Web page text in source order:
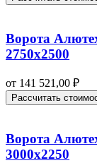
Ворота
2750х2500
от 141 521,00 ₽
Рассчитать
Ворота
3000х2250